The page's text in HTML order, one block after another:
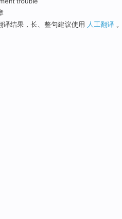
译结果，长、整句建议使用 人工翻译